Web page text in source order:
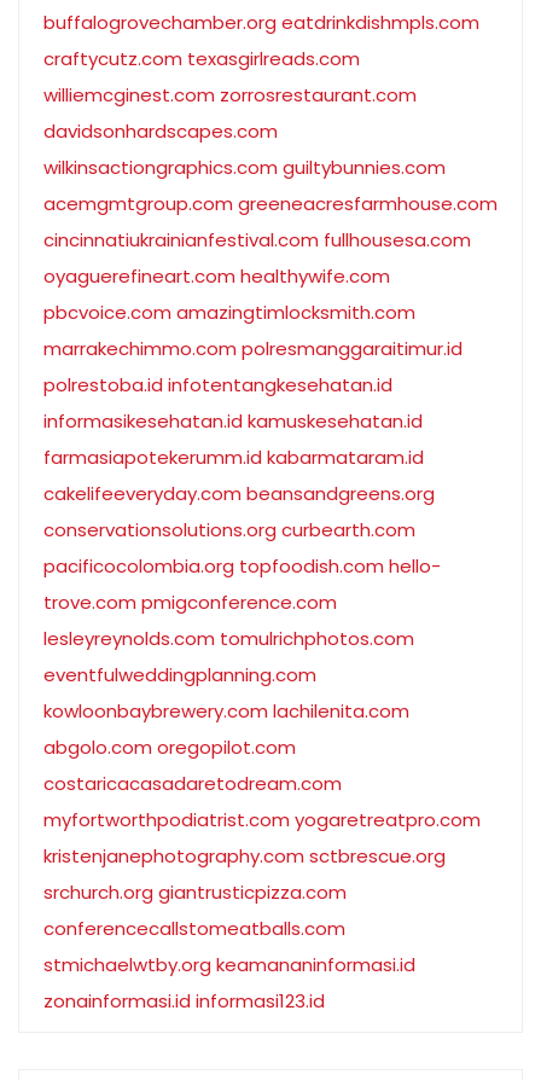
buffalogrovechamber.org eatdrinkdishmpls.com
craftycutz.com texasgirlreads.com
williemcginest.com zorrosrestaurant.com
davidsonhardscapes.com
wilkinsactiongraphics.com guiltybunnies.com
acemgmtgroup.com greeneacresfarmhouse.com
cincinnatiukrainianfestival.com fullhousesa.com
oyaguerefineart.com healthywife.com
pbcvoice.com amazingtimlocksmith.com
marrakechimmo.com polresmanggaraitimur.id
polrestoba.id infotentangkesehatan.id
informasikesehatan.id kamuskesehatan.id
farmasiapotekerumm.id kabarmataram.id
cakelifeeveryday.com beansandgreens.org
conservationsolutions.org curbearth.com
pacificocolombia.org topfoodish.com hello-
trove.com pmigconference.com
lesleyreynolds.com tomulrichphotos.com
eventfulweddingplanning.com
kowloonbaybrewery.com lachilenita.com
abgolo.com oregopilot.com
costaricacasadaretodream.com
myfortworthpodiatrist.com yogaretreatpro.com
kristenjanephotography.com sctbrescue.org
srchurch.org giantrusticpizza.com
conferencecallstomeatballs.com
stmichaelwtby.org keamananinformasi.id
zonainformasi.id informasi123.id